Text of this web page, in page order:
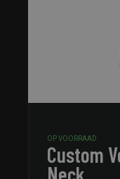
OP VOORRAAD
Custom